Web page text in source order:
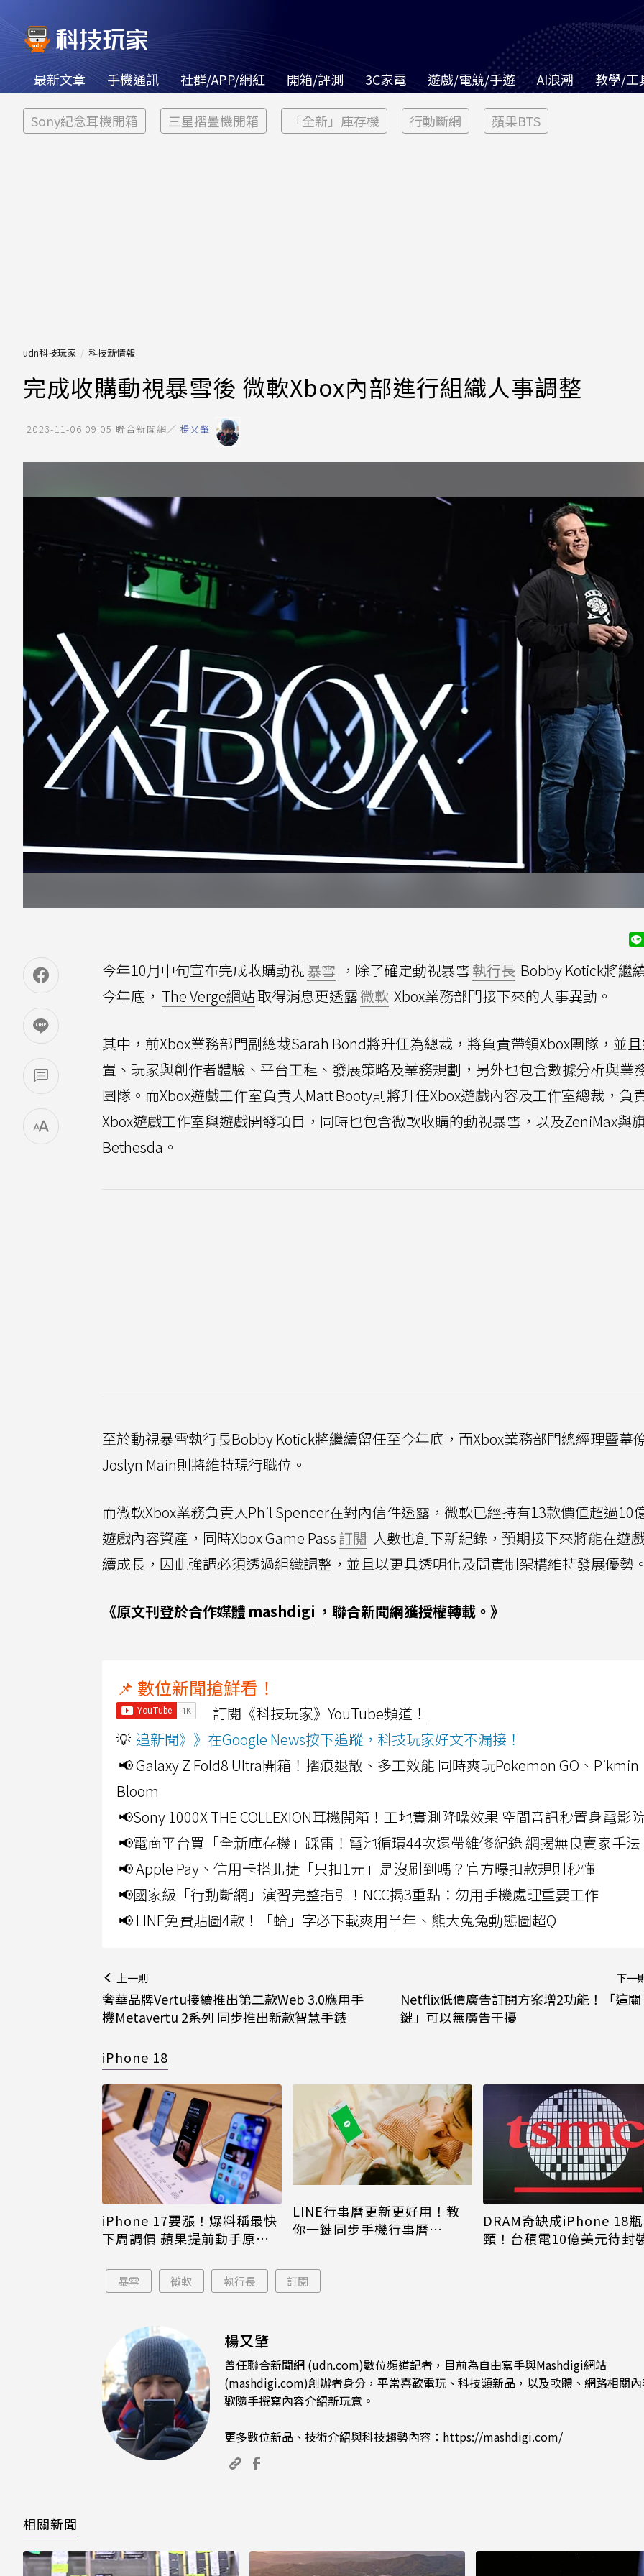
最新文章 手機通訊 社群/APP/網紅 開箱/評測 3C家電 遊戲/電競/手遊 AI浪潮 教學/工
Sony紀念耳機開箱 三星摺疊機開箱 「全新」庫存機 行動斷網 蘋果BTS
udn科技玩家 科技新情報
完成收購動視暴雪後 微軟Xbox內部進行組織人事調整
2023-11-06 09:05 聯合新聞網／ 楊又肇
今年10月中旬宣布完成收購動視暴雪 ，除了確定動視暴雪執行長 Bobby Kotick將繼
今年底， The Verge網站取得消息更透露微軟 Xbox業務部門接下來的人事異動。
其中，前Xbox業務部門副總裁Sarah Bond將升任為總裁，將負責帶領Xbox團隊，並
置、玩家與創作者體驗、平台工程、發展策略及業務規劃，另外也包含數據分析與業
團隊。而Xbox遊戲工作室負責人Matt Booty則將升任Xbox遊戲內容及工作室總裁，負
Xbox遊戲工作室與遊戲開發項目，同時也包含微軟收購的動視暴雪，以及ZeniMax與
Bethesda。
至於動視暴雪執行長Bobby Kotick將繼續留任至今年底，而Xbox業務部門總經理暨幕
Joslyn Main則將維持現行職位。
而微軟Xbox業務負責人Phil Spencer在對內信件透露，微軟已經持有13款價值超過10
遊戲內容資產，同時Xbox Game Pass訂閱 人數也創下新紀錄，預期接下來將能在遊
續成長，因此強調必須透過組織調整，並且以更具透明化及問責制架構維持發展優勢
《原文刊登於合作媒體 mashdigi ，聯合新聞網獲授權轉載。》
📌 數位新聞搶鮮看！
訂閱《科技玩家》YouTube頻道！
💡 追新聞》》在Google News按下追蹤，科技玩家好文不漏接！
📢 Galaxy Z Fold8 Ultra開箱！摺痕退散、多工效能 同時爽玩Pokemon GO、Pikmin
Bloom
📢Sony 1000X THE COLLEXION耳機開箱！工地實測降噪效果 空間音訊秒置身電影
📢電商平台買「全新庫存機」踩雷！電池循環44次還帶維修紀錄 網揭無良賣家手法
📢 Apple Pay、信用卡搭北捷「只扣1元」是沒刷到嗎？官方曝扣款規則秒懂
📢國家級「行動斷網」演習完整指引！NCC揭3重點：勿用手機處理重要工作
📢 LINE免費貼圖4款！「蛤」字必下載爽用半年、熊大兔兔動態圖超Q
上一則
奢華品牌Vertu接續推出第二款Web 3.0應用手
機Metavertu 2系列 同步推出新款智慧手錶
下一
Netflix低價廣告訂閱方案增2功能！「這關
鍵」可以無廣告干擾
iPhone 18
iPhone 17要漲！爆料稱最快
下周調價 蘋果提前動手原因
LINE行事曆更新更好用！教
你一鍵同步手機行事曆
DRAM奇缺成iPhone 18瓶
頸！台積電10億美元待封
暴雪 微軟 執行長 訂閱
楊又肇
曾任聯合新聞網 (udn.com)數位頻道記者，目前為自由寫手與Mashdigi網站
(mashdigi.com)創辦者身分，平常喜歡電玩、科技類新品，以及軟體、網路相關
歡隨手撰寫內容介紹新玩意。
更多數位新品、技術介紹與科技趨勢內容： https://mashdigi.com/
相關新聞